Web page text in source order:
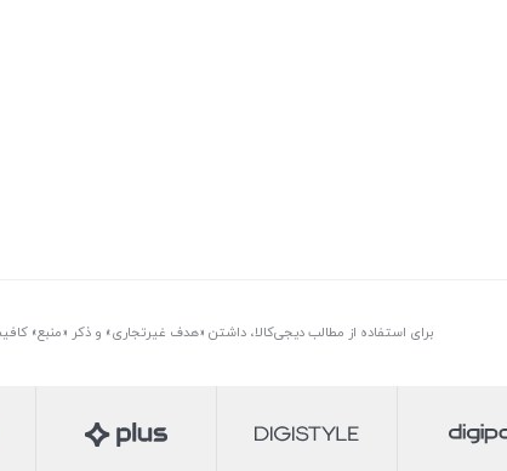
برای استفاده از مطالب دیجی‌کالا، داشتن «هدف غیرتجاری» و ذکر «منبع»